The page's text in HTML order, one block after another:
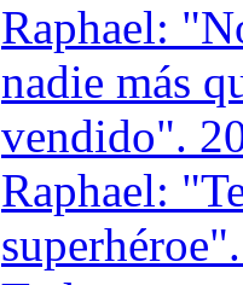
Raphael:
nadie más
vendido".
Raphael: